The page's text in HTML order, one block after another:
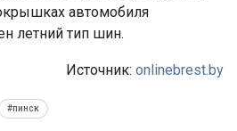
автомобиля
летний тип шин.
Источник: onlinebrest.by
#пинск